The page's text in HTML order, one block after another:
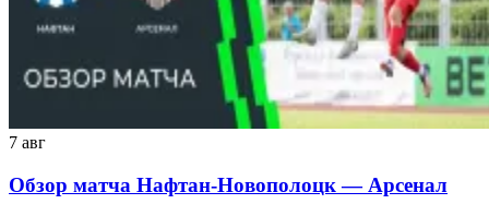
7 авг
Обзор матча Нафтан-Новополоцк — Арсенал